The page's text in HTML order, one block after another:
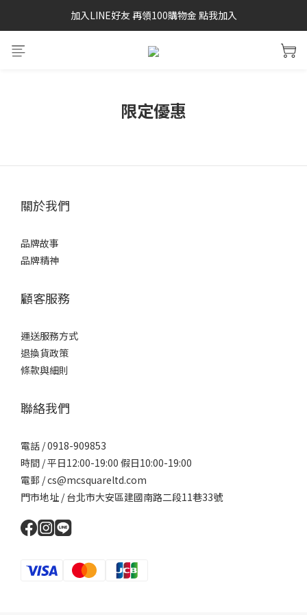
SAYSKY 26'春夏兩件85折
加入LINE好友 再領100購物金 點我加入
SAYSKY 26'春夏兩件85折
限定優惠
關於我們
品牌故事
品牌精神
顧客服務
運送服務方式
退換貨政策
條款與細則
聯絡我們
電話 / 0918-909853
時間 / 平日12:00-19:00 假日10:00-19:00
電郵 / cs@mcsquareltd.com
門市地址 / 台北市大安區建國南路二段11巷33號